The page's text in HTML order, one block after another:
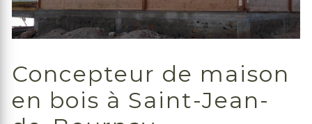
Concepteur de maison
en bois à Saint-Jean-